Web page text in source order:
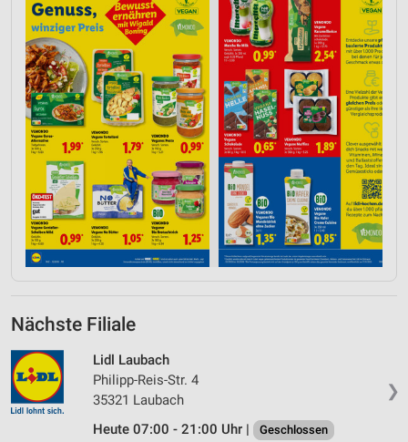
Nächste Filiale
❯
Lidl Laubach
Philipp-Reis-Str. 4
35321 Laubach
Heute 07:00 - 21:00 Uhr |
Geschlossen